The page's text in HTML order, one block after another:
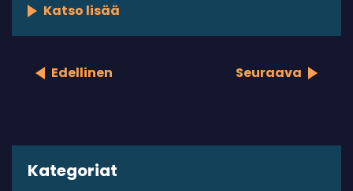
Katso lisää
Edellinen Seuraava
Kategoriat